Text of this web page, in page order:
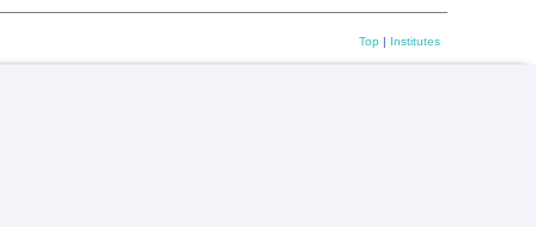
Top | Institutes